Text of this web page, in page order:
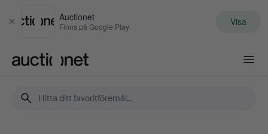
Stäng
Auctionet
Finns på Google Play Visa